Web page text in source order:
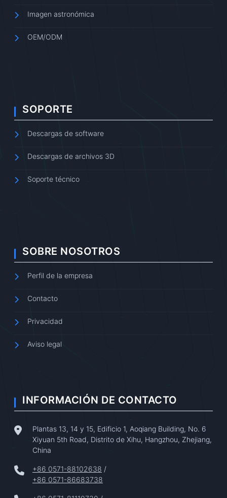
Imagen astronómica
OEM/ODM
SOPORTE
Descargas de software
Descargas de archivos 3D
Soporte técnico
SOBRE NOSOTROS
Perfil de la empresa
Contacto
Privacidad
Aviso legal
INFORMACIÓN DE CONTACTO
Plantas 13, 14 y 15, Edificio 1, Aoqiang Building, No. 6
Xiyuan 5th Road, Distrito de Xihu, Hangzhou, Zhejiang,
China
+86 0571-88102638 /
+86 0571-86683738